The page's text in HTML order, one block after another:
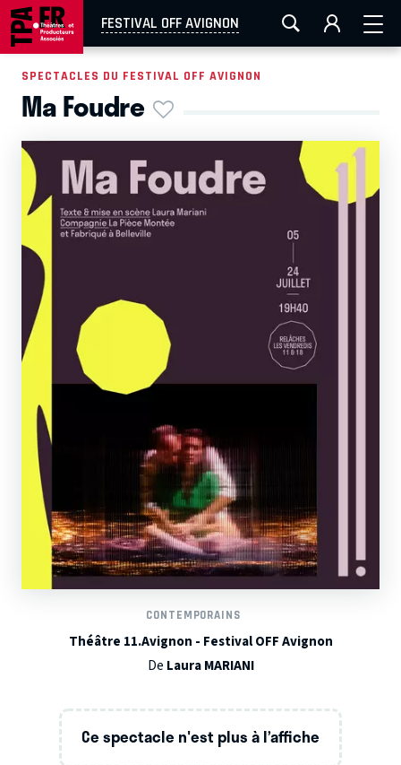
FESTIVAL OFF AVIGNON
AIX-MARSEILLE AURAY CAEN LA ROCHELLE
EN TOURNÉE
SPECTACLES DU FESTIVAL OFF AVIGNON
Ma Foudre
CONTEMPORAINS
Théâtre 11.Avignon - Festival OFF Avignon
De Laura MARIANI
Ce spectacle n'est plus à l’affiche